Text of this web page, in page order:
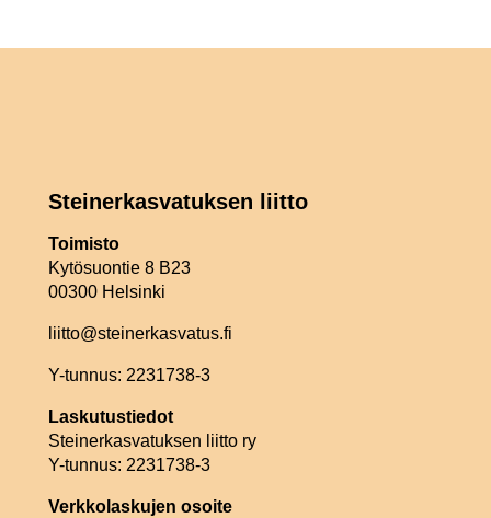
Steinerkasvatuksen liitto
Toimisto
Kytösuontie 8 B23
00300 Helsinki
liitto@steinerkasvatus.fi
Y-tunnus: 2231738-3
Laskutustiedot
Steinerkasvatuksen liitto ry
Y-tunnus: 2231738-3
Verkkolaskujen osoite